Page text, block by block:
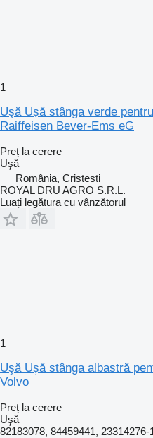
1
Uşă Ușă stânga verde
Raiffeisen Bever-Ems eG
Preț la cerere
Uşă
România, Cristesti
ROYAL DRU AGRO S.R.L.
Luați legătura cu vânzătorul
1
Uşă Ușă stânga albastră
Volvo
Preț la cerere
Uşă
82183078, 84459441, 23314276-